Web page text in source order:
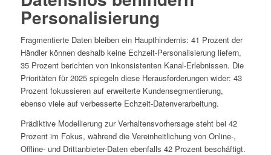
Personalisierung
Fragmentierte Daten bleiben ein Haupthindernis: 41 Prozent der
Händler können deshalb keine Echzeit-Personalisierung liefern,
35 Prozent berichten von inkonsistenten Kanal-Erlebnissen. Die
Prioritäten für 2025 spiegeln diese Herausforderungen wider: 43
Prozent fokussieren auf erweiterte Kundensegmentierung,
ebenso viele auf verbesserte Echzeit-Datenverarbeitung.
Prädiktive Modellierung zur Verhaltensvorhersage steht bei 42
Prozent im Fokus, während die Vereinheitlichung von Online-,
Offline- und Drittanbieter-Daten ebenfalls 42 Prozent beschäftigt.